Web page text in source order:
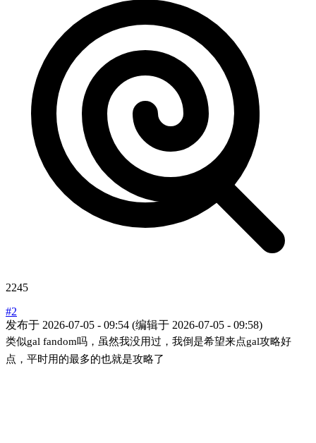
2245
#2
发布于 2026-07-05 - 09:54 (编辑于 2026-07-05 - 09:58)
类似gal fandom吗，虽然我没用过，我倒是希望来点gal攻略好
点，平时用的最多的也就是攻略了